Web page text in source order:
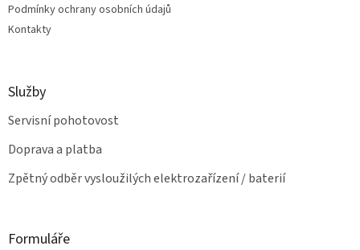
Podmínky ochrany osobních údajů
Kontakty
Služby
Servisní pohotovost
Doprava a platba
Zpětný odběr vysloužilých elektrozařízení / baterií
Formuláře